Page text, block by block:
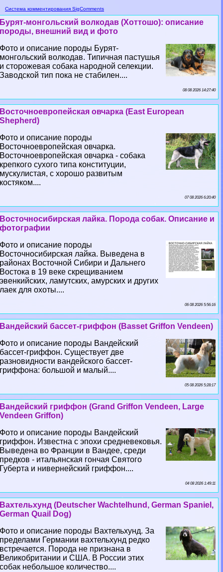
Система комментирования SigComments
Бурят-монгольский волкодав (Хоттошо): описание
породы, внешний вид и фото
Фото и описание породы Бурят-
монгольский волкодав. Типичная пастушья
и сторожевая собака народной селекции.
Заводской тип пока не стабилен....
08 08 2026 14:27:40
Восточноевропейская овчарка (East European
Shepherd)
Фото и описание породы
Восточноевропейская овчарка.
Восточноевропейская овчарка - собака
крепкого сухого типа конституции,
мускулистая, с хорошо развитым
костяком....
07 08 2026 6:20:40
Восточносибирская лайка. Порода собак. Описание и
фотографии
Фото и описание породы
Восточносибирская лайка. Выведена в
районах Восточной Сибири и Дальнего
Востока в 19 веке скрещиванием
эвенкийских, ламутских, амурских и других
лаек для охоты....
06 08 2026 5:56:16
Вандейский бассет-гриффон (Basset Griffon Vendeen)
Фото и описание породы Вандейский
бассет-гриффон. Существует две
разновидности вандейского бассет-
гриффона: большой и малый....
05 08 2026 5:28:17
Вандейский гриффон (Grand Griffon Vendeen, Large
Vendeen Griffon)
Фото и описание породы Вандейский
гриффон. Известна с эпохи средневековья.
Выведена во Франции в Вандее, среди
предков - итальянская гончая Святого
Губерта и нивернейский гриффон....
04 08 2026 1:49:11
Вахтельхунд (Deutscher Wachtelhund, German Spaniel,
German Quail Dog)
Фото и описание породы Вахтельхунд. За
пределами Германии вахтельхунд редко
встречается. Порода не признана в
Великобритании и США. В России этих
собак небольшое количество....